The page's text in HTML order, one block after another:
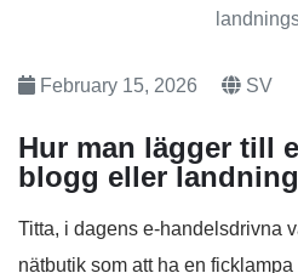
February 15, 2026 SV
Hur man lägger till
blogg eller
Titta, i dagens e-handelsdrivna
nätbutik som att ha en